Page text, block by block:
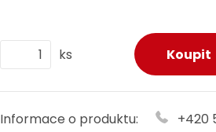
ks
Informace o produktu:
+420